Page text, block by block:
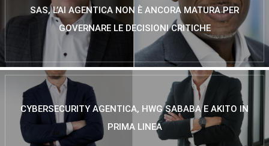
SAS, L’AI AGENTICA NON È ANCORA MATURA PER
GOVERNARE LE DECISIONI CRITICHE
CYBERSECURITY AGENTICA, HWG SABABA E AKITO IN
PRIMA LINEA